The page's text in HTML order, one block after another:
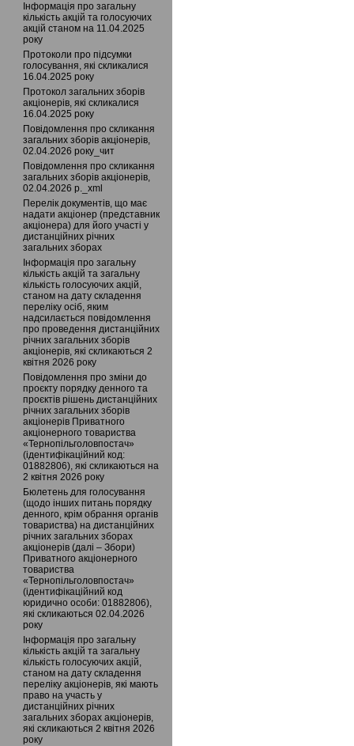
Інформація про загальну
кількість акцій та голосуючих
акцій станом на 11.04.2025
року
Протоколи про підсумки
голосування, які скликалися
16.04.2025 року
Протокол загальних зборів
акціонерів, які скликалися
16.04.2025 року
Повідомлення про скликання
загальних зборів акціонерів,
02.04.2026 року_чит
Повідомлення про скликання
загальних зборів акціонерів,
02.04.2026 р._xml
Перелік документів, що має
надати акціонер (представник
акціонера) для його участі у
дистанційних річних
загальних зборах
Інформація про загальну
кількість акцій та загальну
кількість голосуючих акцій,
станом на дату складення
переліку осіб, яким
надсилається повідомлення
про проведення дистанційних
річних загальних зборів
акціонерів, які скликаються 2
квітня 2026 року
Повідомлення про зміни до
проєкту порядку денного та
проєктів рішень дистанційних
річних загальних зборів
акціонерів Приватного
акціонерного товариства
«Тернопільголовпостач»
(ідентифікаційний код:
01882806), які скликаються на
2 квітня 2026 року
Бюлетень для голосування
(щодо інших питань порядку
денного, крім обрання органів
товариства) на дистанційних
річних загальних зборах
акціонерів (далі – Збори)
Приватного акціонерного
товариства
«Тернопільголовпостач»
(ідентифікаційний код
юридично особи: 01882806),
які скликаються 02.04.2026
року
Інформація про загальну
кількість акцій та загальну
кількість голосуючих акцій,
станом на дату складення
переліку акціонерів, які мають
право на участь у
дистанційних річних
загальних зборах акціонерів,
які скликаються 2 квітня 2026
року